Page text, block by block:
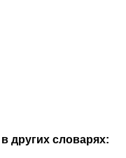
других словарях: